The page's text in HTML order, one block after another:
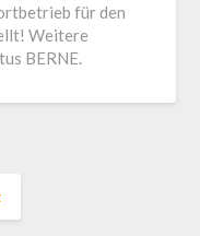
für den
Weitere
BERNE.